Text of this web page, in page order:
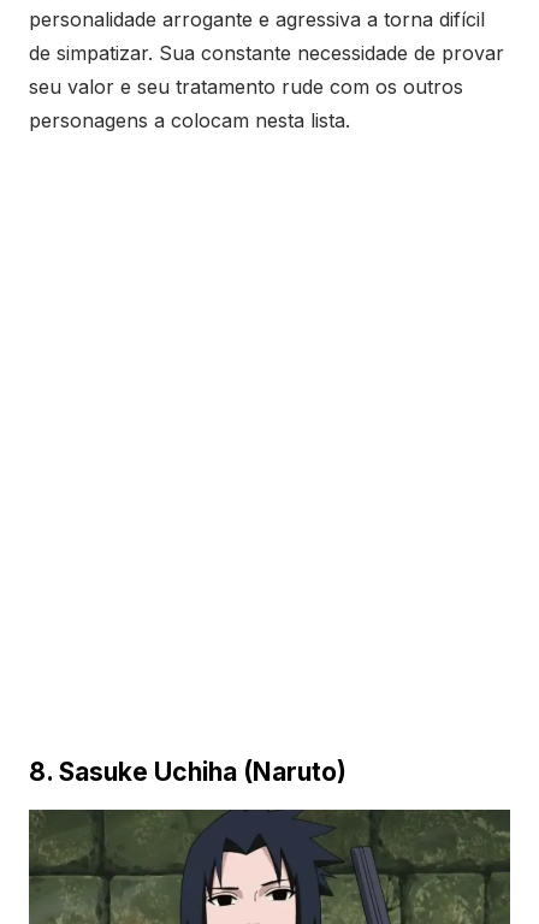
personalidade arrogante e agressiva a torna difícil
de simpatizar. Sua constante necessidade de provar
seu valor e seu tratamento rude com os outros
personagens a colocam nesta lista.
8. Sasuke Uchiha (Naruto)